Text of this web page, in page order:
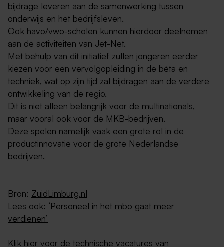
bijdrage leveren aan de samenwerking tussen
onderwijs en het bedrijfsleven.
Ook havo/vwo-scholen kunnen hierdoor deelnemen
aan de activiteiten van Jet-Net.
Met behulp van dit initiatief zullen jongeren eerder
kiezen voor een vervolgopleiding in de bèta en
techniek, wat op zijn tijd zal bijdragen aan de verdere
ontwikkeling van de regio.
Dit is niet alleen belangrijk voor de multinationals,
maar vooral ook voor de MKB-bedrijven.
Deze spelen namelijk vaak een grote rol in de
productinnovatie voor de grote Nederlandse
bedrijven.
Bron: ZuidLimburg.nl
Lees ook: ‘Personeel in het mbo gaat meer
verdienen’
Klik hier voor de technische vacatures van